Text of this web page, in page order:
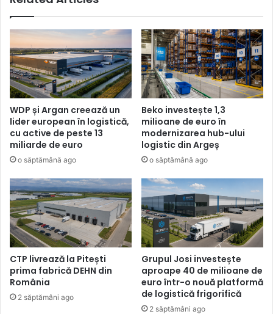
WDP și Argan creează un
lider european în logistică,
cu active de peste 13
miliarde de euro
o săptămână ago
Beko investește 1,3
milioane de euro în
modernizarea hub-ului
logistic din Argeș
o săptămână ago
CTP livrează la Pitești
prima fabrică DEHN din
România
2 săptămâni ago
Grupul Josi investește
aproape 40 de milioane de
euro într-o nouă platformă
de logistică frigorifică
2 săptămâni ago